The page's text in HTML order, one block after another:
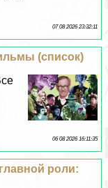
07 08 2026 23:32:11
(список)
06 08 2026 16:11:35
роли: